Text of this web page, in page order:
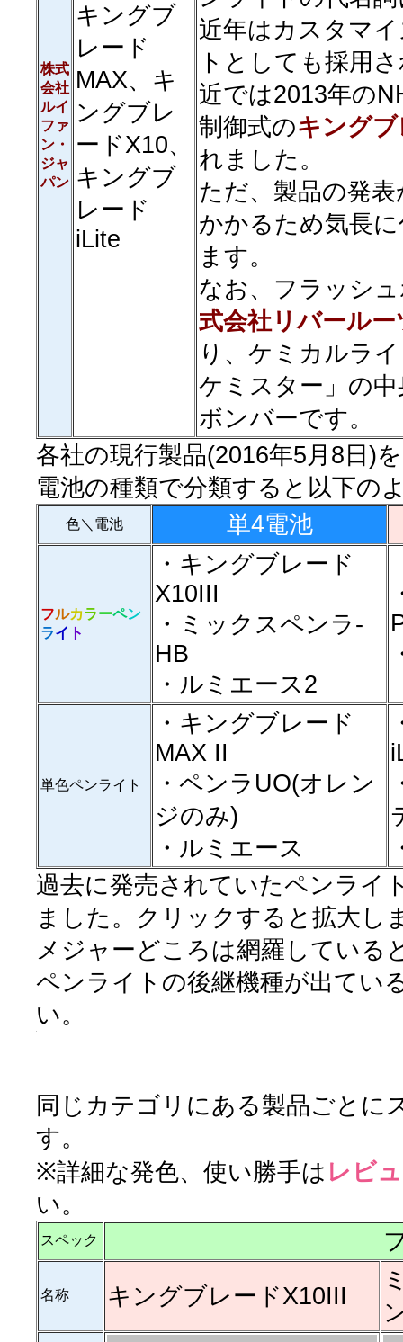
株式
会社
ルイ
ファ
ン・
ジャ
パン
キングブ
レード
MAX、キ
ングブレ
ードX10、
キングブ
レード
iLite
近年はカスタマ
トとしても採用
近では2013年の
制御式のキング
れました。
ただ、製品の発
かかるため気長
ます。
なお、フラッシ
式会社リバールー
り、ケミカルラ
ケミスター」の
ボンバーです。
各社の現行製品(2016年5月8日)
電池の種類で分類すると以下の
色＼電池 単4電池
フルカラーペン
ライ ト
・キングブレード
X10III
・ミックスペンラ-
HB
・ルミエース2
単色ペンライト
・キングブレード
MAX II
・ペンラUO(オレン
ジのみ)
・ルミエース
過去に発売されていたペンライ
ました。クリックすると拡大し
メジャーどころは網羅している
ペンライトの後継機種が出てい
い。
同じカテゴリにある製品ごとに
す。
※詳細な発色、使い勝手は レビ
い。
スペック
名称 キングブレードX10III